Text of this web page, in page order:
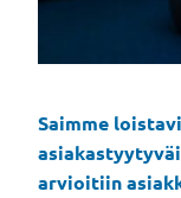
Saimme
arvioitiin